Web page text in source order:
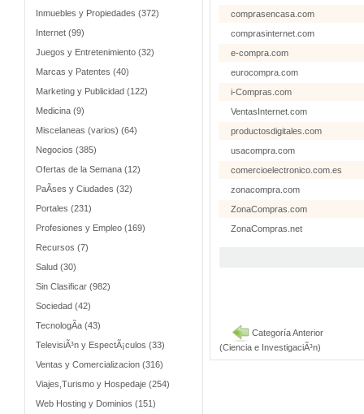
Inmuebles y Propiedades (372)
Internet (99)
Juegos y Entretenimiento (32)
Marcas y Patentes (40)
Marketing y Publicidad (122)
Medicina (9)
Miscelaneas (varios) (64)
Negocios (385)
Ofertas de la Semana (12)
PaÃ­ses y Ciudades (32)
Portales (231)
Profesiones y Empleo (169)
Recursos (7)
Salud (30)
Sin Clasificar (982)
Sociedad (42)
TecnologÃ­a (43)
TelevisiÃ³n y EspectÃ¡culos (33)
Ventas y Comercializacion (316)
Viajes,Turismo y Hospedaje (254)
Web Hosting y Dominios (151)
comprasencasa.com
comprasinternet.com
e-compra.com
eurocompra.com
i-Compras.com
VentasInternet.com
productosdigitales.com
usacompra.com
comercioelectronico.com.es
zonacompra.com
ZonaCompras.com
ZonaCompras.net
Categoría Anterior
(Ciencia e InvestigaciÃ³n)